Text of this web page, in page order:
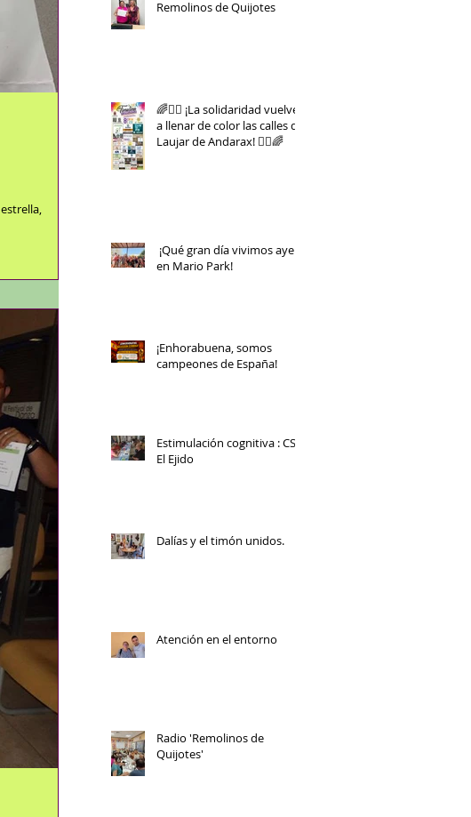
Remolinos de Quijotes
🌈🏃‍♀️ ¡La solidaridad vuelve
a llenar de color las calles de
Laujar de Andarax! 🏃‍♂️🌈
¡Qué gran día vivimos ayer
en Mario Park!
¡Enhorabuena, somos
campeones de España!
Estimulación cognitiva : CS
El Ejido
Dalías y el timón unidos.
Atención en el entorno
Radio 'Remolinos de
Quijotes'